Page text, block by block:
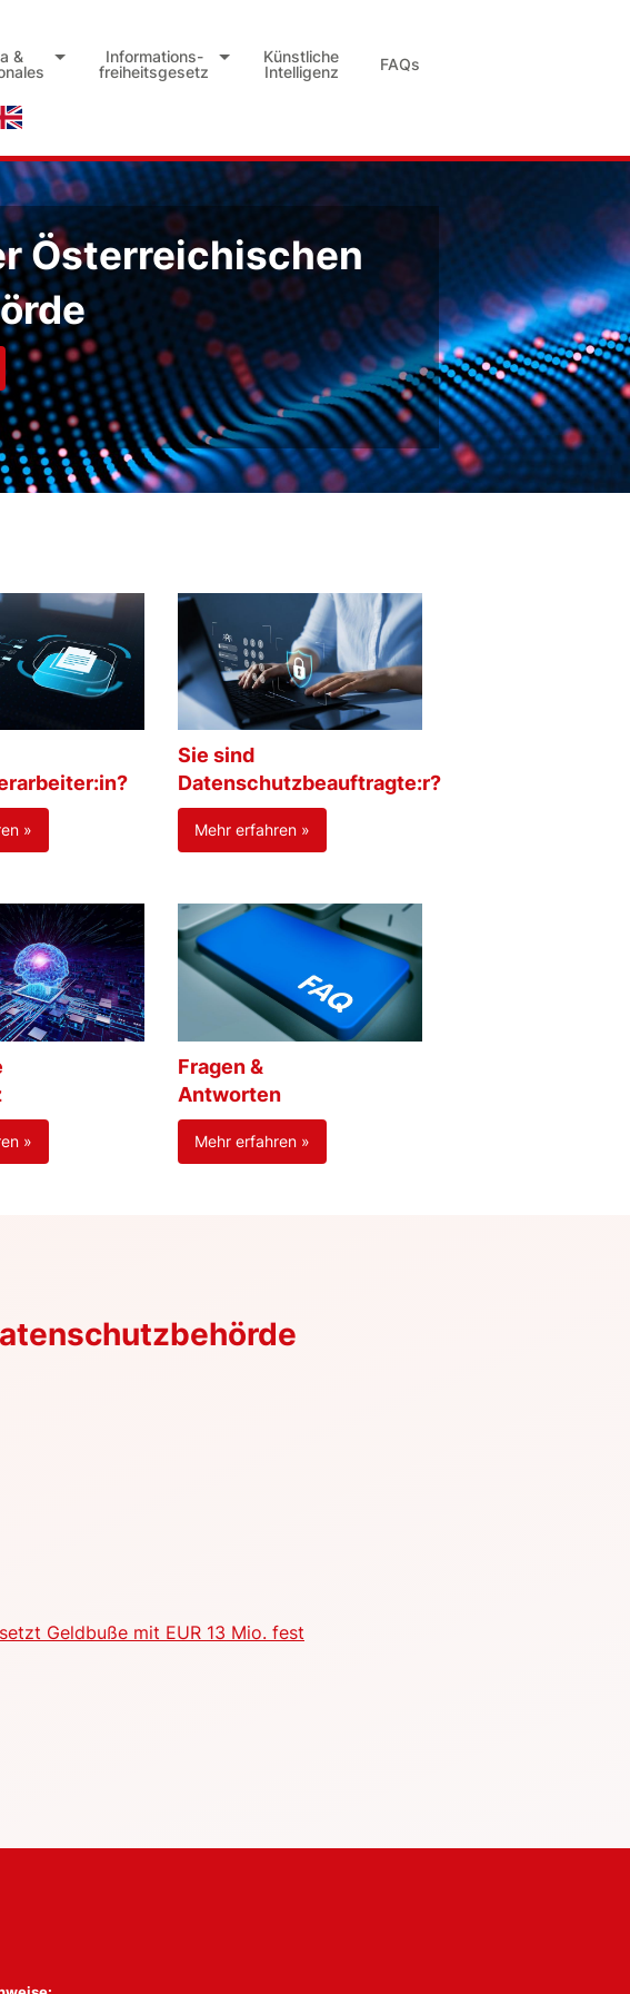
&
Informations-
freiheitsgesetz
Künstliche
Intelligenz
FAQs
Österreichischen
»
Sie sind
Datenschutzbeauftragte:r?
Mehr erfahren »
»
Fragen &
Antworten
Mehr erfahren »
Geldbuße mit EUR 13 Mio. fest